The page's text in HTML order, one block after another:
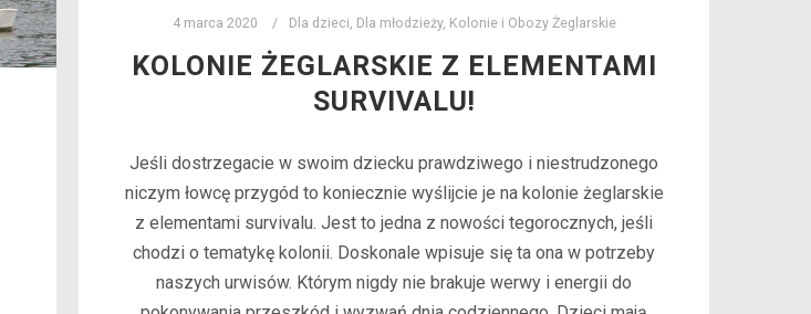
4 marca 2020 Dla dzieci, Dla młodzieży, Kolonie i Obozy Żeglarskie
KOLONIE ŻEGLARSKIE Z ELEMENTAMI
SURVIVALU!
Jeśli dostrzegacie w swoim dziecku prawdziwego i niestrudzonego
niczym łowcę przygód to koniecznie wyślijcie je na kolonie żeglarskie
z elementami survivalu. Jest to jedna z nowości tegorocznych, jeśli
chodzi o tematykę kolonii. Doskonale wpisuje się ta ona w potrzeby
naszych urwisów. Którym nigdy nie brakuje werwy i energii do